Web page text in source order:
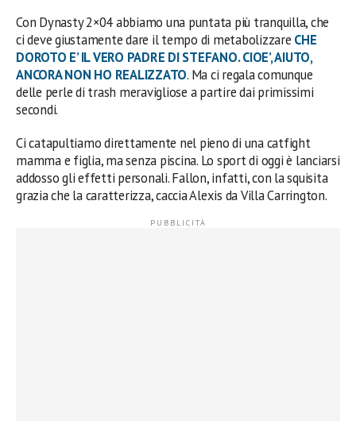
Con Dynasty 2×04 abbiamo una puntata più tranquilla, che
ci deve giustamente dare il tempo di metabolizzare CHE
DOROTO E’ IL VERO PADRE DI STEFANO. CIOE’, AIUTO,
ANCORA NON HO REALIZZATO. Ma ci regala comunque
delle perle di trash meravigliose a partire dai primissimi
secondi.
Ci catapultiamo direttamente nel pieno di una catfight
mamma e figlia, ma senza piscina. Lo sport di oggi è lanciarsi
addosso gli effetti personali. Fallon, infatti, con la squisita
grazia che la caratterizza, caccia Alexis da Villa Carrington.